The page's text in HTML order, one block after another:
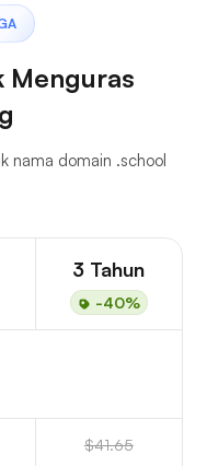
Menguras
nama domain .school
3 Tahun
-40%
$41.65